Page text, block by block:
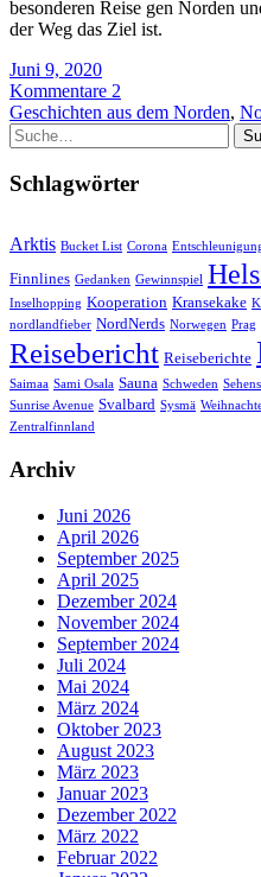
besonderen Reise gen Norden
der Weg das Ziel ist.
Juni 9, 2020
Kommentare 2
Geschichten aus dem Norden,
Suche
Schlagwörter
Arktis Bucket List Corona
Finnlines Gedanken Gewinnspiel
Inselhopping Kooperation Kransekake
nordlandfieber NordNerds Norwegen Prag
Reisebericht Reiseberichte
Saimaa Sami Osala Sauna Schweden
Sunrise Avenue Svalbard Sysmä
Zentralfinnland
Archiv
Juni 2026
April 2026
September 2025
April 2025
Dezember 2024
November 2024
September 2024
Juli 2024
Mai 2024
März 2024
Oktober 2023
August 2023
März 2023
Januar 2023
Dezember 2022
März 2022
Februar 2022